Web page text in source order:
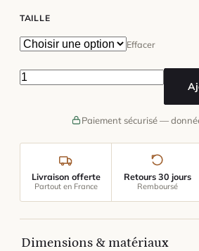
TAILLE
Effacer
quantité de Tapis Damier Vintage
Paiement sécurisé —
Livraison offerte
Partout en France
Retours 30 jours
Remboursé
Dimensions & matériaux